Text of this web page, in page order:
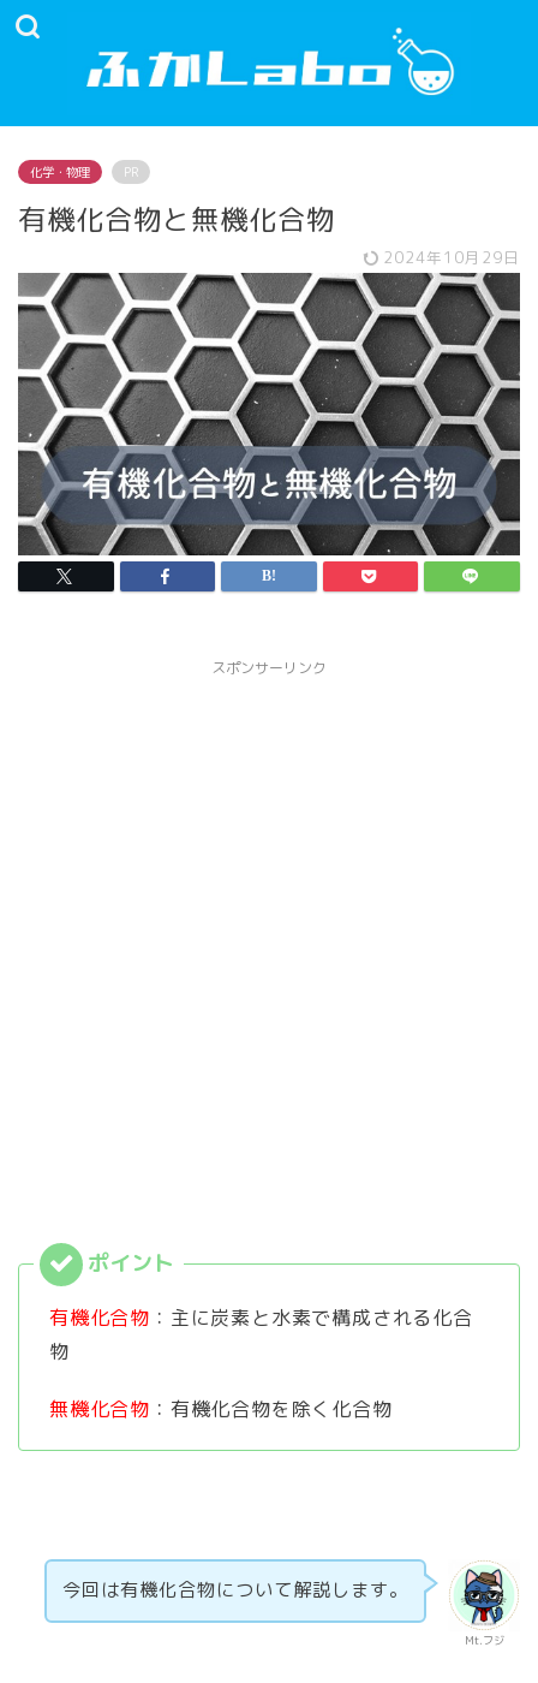
化学・物理 PR
有機化合物と無機化合物
2024年10月29日
スポンサーリンク
有機化合物 ：主に炭素と水素で構成される化合
物
無機化合物 ：有機化合物を除く化合物
Mt.フジ
今回は有機化合物について解説します。